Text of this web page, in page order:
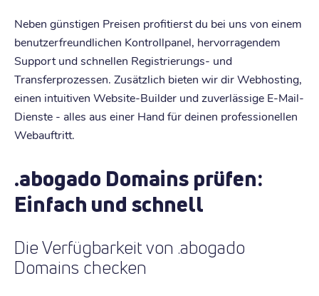
Neben günstigen Preisen profitierst du bei uns von einem
benutzerfreundlichen Kontrollpanel, hervorragendem
Support und schnellen Registrierungs- und
Transferprozessen. Zusätzlich bieten wir dir Webhosting,
einen intuitiven Website-Builder und zuverlässige E-Mail-
Dienste - alles aus einer Hand für deinen professionellen
Webauftritt.
.abogado Domains prüfen:
Einfach und schnell
Die Verfügbarkeit von .abogado
Domains checken